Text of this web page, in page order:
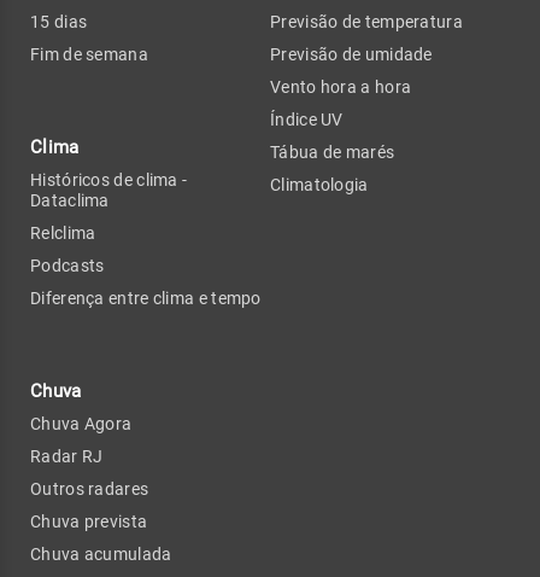
15 dias
Fim de semana
Clima
Históricos de clima -
Dataclima
Relclima
Podcasts
Diferença entre clima e tempo
Chuva
Chuva Agora
Radar RJ
Outros radares
Chuva prevista
Chuva acumulada
Previsão de temperatura
Previsão de umidade
Vento hora a hora
Índice UV
Tábua de marés
Climatologia